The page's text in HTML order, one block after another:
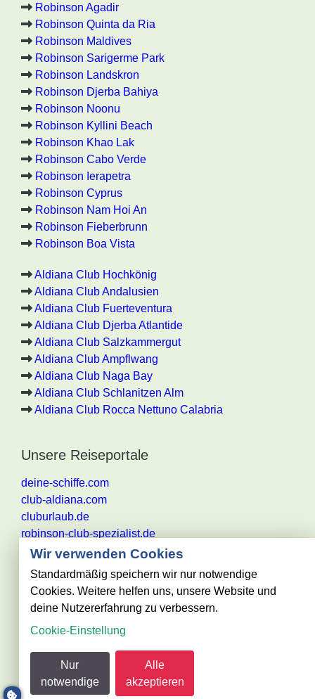
Robinson Agadir
Robinson Quinta da Ria
Robinson Maldives
Robinson Sarigerme Park
Robinson Landskron
Robinson Djerba Bahiya
Robinson Noonu
Robinson Kyllini Beach
Robinson Khao Lak
Robinson Cabo Verde
Robinson Ierapetra
Robinson Cyprus
Robinson Nam Hoi An
Robinson Fieberbrunn
Robinson Boa Vista
Aldiana Club Hochkönig
Aldiana Club Andalusien
Aldiana Club Fuerteventura
Aldiana Club Djerba Atlantide
Aldiana Club Salzkammergut
Aldiana Club Ampflwang
Aldiana Club Naga Bay
Aldiana Club Schlanitzen Alm
Aldiana Club Rocca Nettuno Calabria
Unsere Reiseportale
deine-schiffe.com
club-aldiana.com
cluburlaub.de
robinson-club-spezialist.de
Alle Angaben ohne Gewähr. Es gelten die aktuellen
Reisebestimmungen des jeweiligen
Reiseveranstalters
@ club-urlaub.de - powered by Reisezentrum Becker
GmbH
Wir verwenden Cookies
Standardmäßig speichern wir nur notwendige
Cookies. Weitere helfen uns, unsere Website und
deine Nutzererfahrung zu verbessern.
Cookie-Einstellung
Nur
notwendige
Alle
akzeptieren